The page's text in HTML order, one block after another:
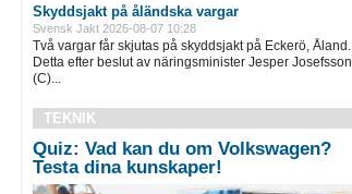
Skyddsjakt på åländska vargar
Svensk Jakt 2026-08-07 10:28
Två vargar får skjutas på skyddsjakt på Eckerö, Åland.
Detta efter beslut av näringsminister Jesper Josefsson
(C)...
TEKNIK
Quiz: Vad kan du om Volkswagen?
Testa dina kunskaper!